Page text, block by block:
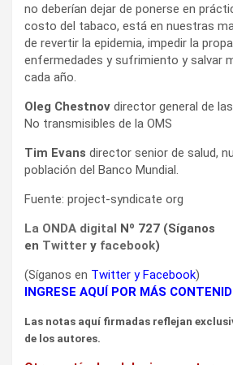
no deberían dejar de ponerse en
costo del tabaco, está en nuestras
de revertir la epidemia, impedir la
enfermedades y sufrimiento y salvar
cada año.
Oleg Chestnov director general de
No transmisibles de la OMS
Tim Evans director senior de salud,
población del Banco Mundial.
Fuente: project-syndicate org
La ONDA digital Nº 727 (Síganos
en Twitter y facebook)
(Síganos en Twitter yFacebook)
INGRESE AQUÍ POR MÁS
Las notas aquí firmadas reflejan
de los autores.